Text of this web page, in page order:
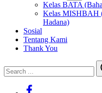
Kelas BATA
Kelas MISHBAH
Hadana)
Sosial
Tentang Kami
Thank You
Search
https://